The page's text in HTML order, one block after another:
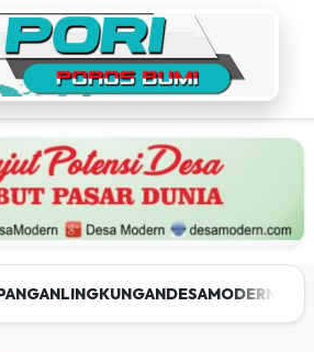
LINGKUNGANDESAMODERN